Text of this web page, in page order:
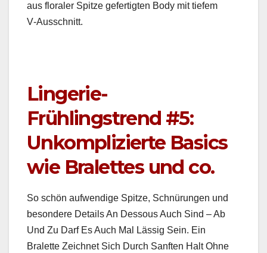
aus flo­raler Spitze gefer­tigten Body mit tiefem
V‑Ausschnitt.
Lingerie-
Frühlingstrend #5:
Unkomplizierte Basics
wie Bralettes und co.
So schön aufwendi­ge Spitze, Schnürun­gen und
beson­dere Details An Dessous Auch Sind – Ab
Und Zu Darf Es Auch Mal Läs­sig Sein. Ein
Bralette Zeich­net Sich Durch San­ften Halt Ohne